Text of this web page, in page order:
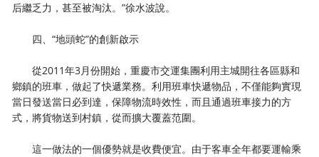
后繼乏力，甚至被淘汰。”徐水波說。
四、“地頭蛇”的創新啟示
從2011年3月份開始，重慶市交運集團利用主城開往各區縣和
鄉鎮的班車，做起了快遞業務。利用班車快遞物品，不僅能夠實現
當日發送當日必到達，保障物流時效性，而且通過班車接力的方
式，將貨物送到村鎮，從而擴大覆蓋范圍。
這一做法的一個優勢就是收費便宜。由于客車全年都要運輸乘